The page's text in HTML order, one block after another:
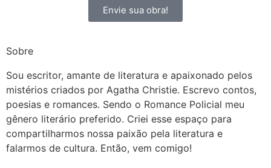
Envie sua obra!
Sobre
Sou escritor, amante de literatura e apaixonado pelos
mistérios criados por Agatha Christie. Escrevo contos,
poesias e romances. Sendo o Romance Policial meu
gênero literário preferido. Criei esse espaço para
compartilharmos nossa paixão pela literatura e
falarmos de cultura. Então, vem comigo!